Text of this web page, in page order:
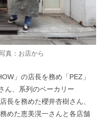
真：お店から
」の店長を務め「PEZ」
ん、系列のベーカリー
長を務めた櫻井杏樹さん、
めた恵美滉一さんと各店舗